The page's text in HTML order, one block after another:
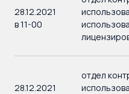
28.12.2021
в 11-00
28.12.2021
отдел